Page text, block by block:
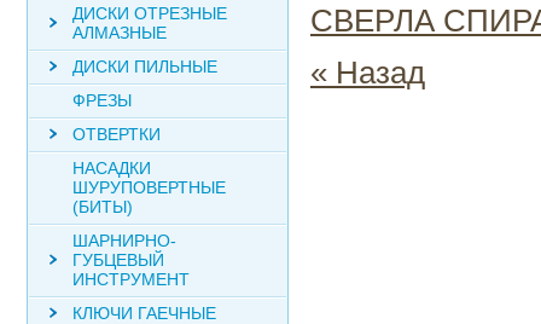
СВЕРЛА
« Назад
ДИСКИ ОТРЕЗНЫЕ
АЛМАЗНЫЕ
ДИСКИ ПИЛЬНЫЕ
ФРЕЗЫ
ОТВЕРТКИ
НАСАДКИ
ШУРУПОВЕРТНЫЕ
(БИТЫ)
ШАРНИРНО-
ГУБЦЕВЫЙ
ИНСТРУМЕНТ
КЛЮЧИ ГАЕЧНЫЕ